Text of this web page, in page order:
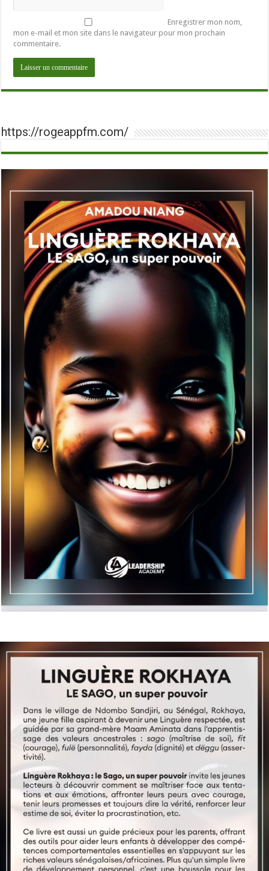
Enregistrer mon nom,
mon e-mail et mon site dans le navigateur pour mon prochain
commentaire.
https://rogeappfm.com/